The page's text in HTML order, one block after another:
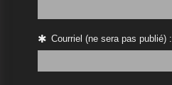
Courriel (ne sera pas publié) :